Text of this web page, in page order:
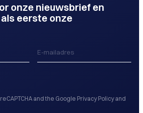
onze nieuwsbrief en
eerste onze
and the Google Privacy Policy and